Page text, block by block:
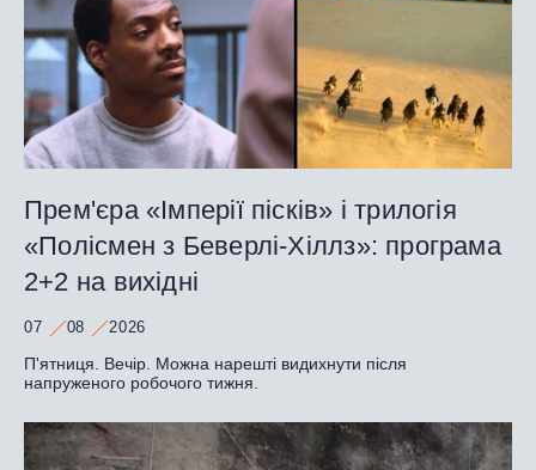
Прем'єра «Імперії пісків» і трилогія
«Полісмен з Беверлі-Хіллз»: програма
2+2 на вихідні
07 08 2026
П'ятниця. Вечір. Можна нарешті видихнути після
напруженого робочого тижня.